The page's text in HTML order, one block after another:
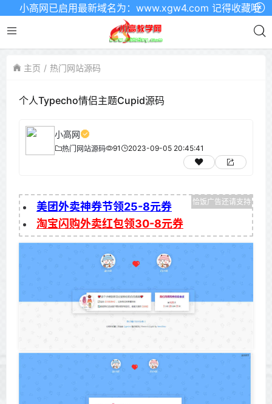
小高网已启用最新域名为：www.xgw4.com 记得收藏哦
主页 热门网站源码
个人Typecho情侣主题Cupid源码
小高网
热门网站源码 91 2023-09-05 20:45:41
美团外卖神券节领25-8元券
淘宝闪购外卖红包领30-8元券